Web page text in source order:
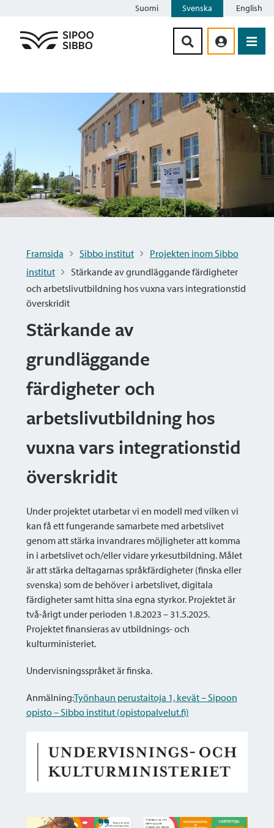
Suomi Svenska English
Framsida Sibbo institut
Projekten inom Sibbo
institut
Stärkande av grundläggande färdigheter
och arbetslivutbildning hos vuxna vars integrationstid
överskridit
Stärkande av
grundläggande
färdigheter och
arbetslivutbildning hos
vuxna vars integrationstid
överskridit
Under projektet utarbetar vi en modell med vilken vi
kan få ett fungerande samarbete med arbetslivet
genom att stärka invandrares möjligheter att komma
in i arbetslivet och/eller vidare yrkesutbildning. Målet
är att stärka deltagarnas språkfärdigheter (finska eller
svenska) som de behöver i arbetslivet, digitala
färdigheter samt hitta sina egna styrkor. Projektet är
två-årigt under perioden 1.8.2023 – 31.5.2025.
Projektet finansieras av utbildnings- och
kulturministeriet.
Undervisningsspråket är finska.
Anmälning:Työnhaun perustaitoja 1, kevät – Sipoon
opisto – Sibbo institut (opistopalvelut.fi)